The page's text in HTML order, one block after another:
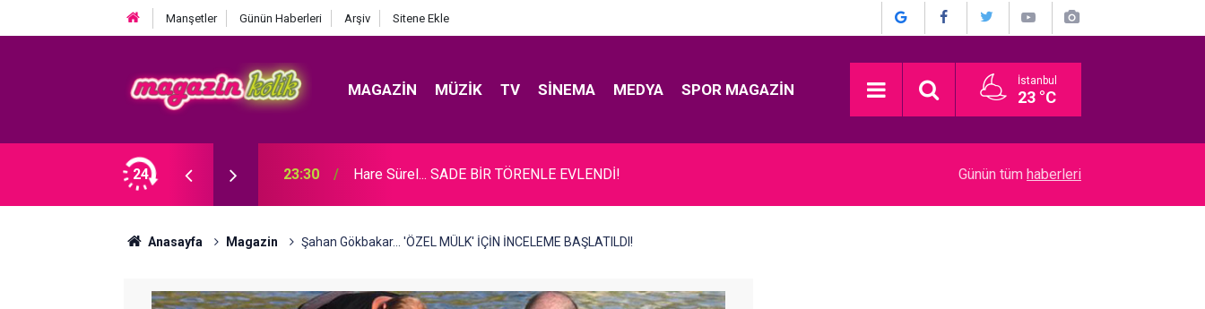
Manşetler Günün Haberleri Arşiv Sitene Ekle
MAGAZIN MÜZIK TV SINEMA MEDYA SPOR MAGAZIN İstanbul
23 °C
24
Bayraşa... SÜRPRİZ İŞ BİRLİĞİ! 23:30 Hare Sürel... SADE BİR TÖRENLE EVLENDİ! Münir Özkul... İŞTE HİÇ KİMSENİN BİLMEDİĞİ
Günün tüm haberleri
Anasayfa Magazin Şahan Gökbakar... 'ÖZEL MÜLK' İÇİN İNCELEME BAŞLATILDI!